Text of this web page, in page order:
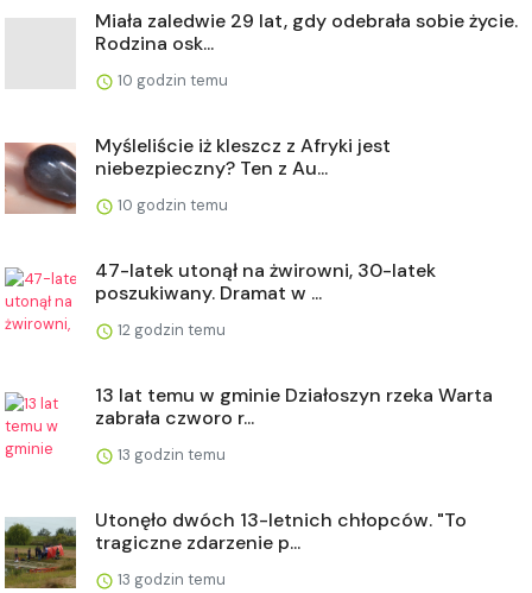
Miała zaledwie 29 lat, gdy odebrała sobie życie.
Rodzina osk...
10 godzin temu
Myśleliście iż kleszcz z Afryki jest
niebezpieczny? Ten z Au...
10 godzin temu
47-latek utonął na żwirowni, 30-latek
poszukiwany. Dramat w ...
12 godzin temu
13 lat temu w gminie Działoszyn rzeka Warta
zabrała czworo r...
13 godzin temu
Utonęło dwóch 13-letnich chłopców. "To
tragiczne zdarzenie p...
13 godzin temu